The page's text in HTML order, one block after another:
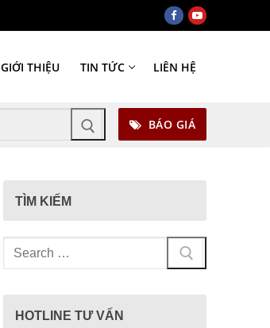
GIỚI THIỆU TIN TỨC LIÊN HỆ
BÁO GIÁ
TÌM KIẾM
Tìm
kiếm
HOTLINE TƯ VẤN